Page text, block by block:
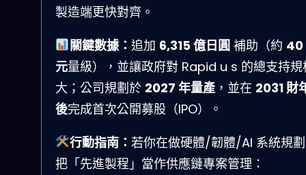
製造端更快對齊。
關鍵數據： 追加 6,315 億日圓 補助（約 40
元量級），並讓政府對 Rapid u s 的總支持規
大；公司規劃於 2027 年量產 ，並在 2031 財
後完成首次公開募股（IPO）。
行動指南： 若你在做硬體/韌體/AI 系統規
把「先進製程」當作供應鏈專案管理：